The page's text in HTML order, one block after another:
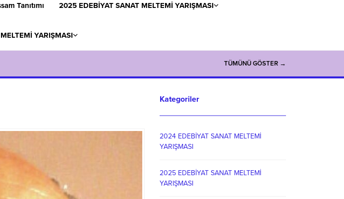
Tanıtımı 2025 EDEBİYAT SANAT MELTEMİ YARIŞMASI
YARIŞMASI
TÜMÜNÜ GÖSTER →
Kategoriler
2024 EDEBİYAT SANAT MELTEMİ
YARIŞMASI
2025 EDEBİYAT SANAT MELTEMİ
YARIŞMASI